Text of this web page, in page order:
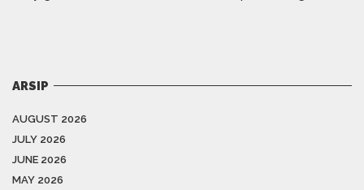
ARSIP
AUGUST 2026
JULY 2026
JUNE 2026
MAY 2026